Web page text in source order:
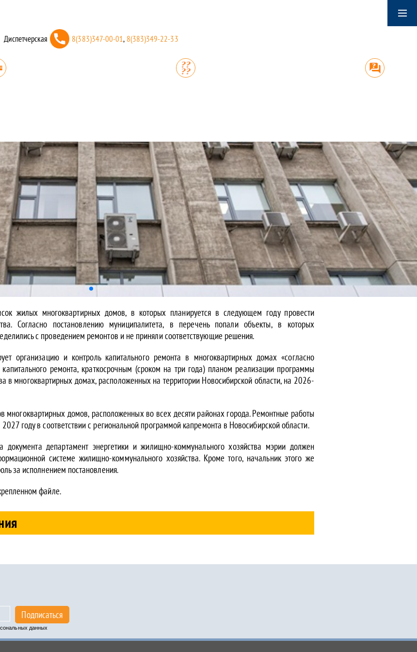
Диспетчерская 8(383)347-00-01, 8(383)349-22-33
жилых многоквартирных домов, в которых планируется в следующем году провести
Согласно постановлению муниципалитета, в перечень попали объекты, в которых
с проведением ремонтов и не приняли соответствующие решения.
организацию и контроль капитального ремонта в многоквартирных домах «согласно
ремонта, краткосрочным (сроком на три года) планом реализации программы
в многоквартирных домах, расположенных на территории Новосибирской области, на 2026-
многоквартирных домов, расположенных во всех десяти районах города. Ремонтные работы
году в соответствии с региональной программой капремонта в Новосибирской области.
департамент энергетики и жилищно-коммунального хозяйства мэрии должен
системе жилищно-коммунального хозяйства. Кроме того, начальник этого же
за исполнением постановления.
файле.
Подписаться
данных